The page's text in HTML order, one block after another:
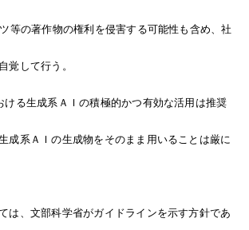
等の著作物の権利を侵害する可能性も含め、社
して行う。
る生成系ＡＩの積極的かつ有効な活用は推奨
成系ＡＩの生成物をそのまま用いることは厳に
は、文部科学省がガイドラインを示す方針であ